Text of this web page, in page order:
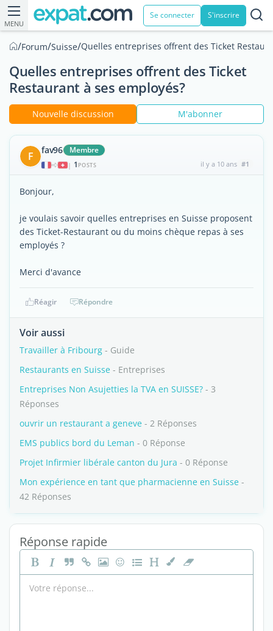
MENU
Se connecter S'inscrire
/Forum/Suisse/Quelles entreprises offrent des Ticket
Quelles entreprises offrent des Ticket
Restaurant à ses employés?
Nouvelle discussion M'abonner
F fav96 Membre
| 1 POSTS il y a 10 ans #1
Bonjour,
je voulais savoir quelles entreprises en Suisse proposent
des Ticket-Restaurant ou du moins chèque repas à ses
employés ?
Merci d'avance
Réagir Répondre
Voir aussi
Travailler à Fribourg - Guide
Restaurants en Suisse - Entreprises
Entreprises Non Asujetties la TVA en SUISSE? - 3
Réponses
ouvrir un restaurant a geneve - 2 Réponses
EMS publics bord du Leman - 0 Réponse
Projet Infirmier libérale canton du Jura - 0 Réponse
Mon expérience en tant que pharmacienne en Suisse -
42 Réponses
Réponse rapide